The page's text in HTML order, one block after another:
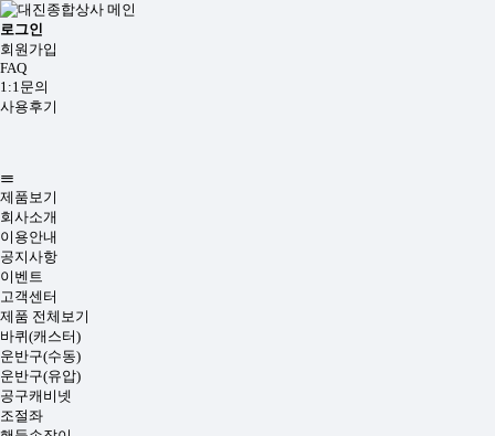
로그인
회원가입
FAQ
1:1문의
사용후기
제품보기
회사소개
이용안내
공지사항
이벤트
고객센터
제품 전체보기
바퀴(캐스터)
운반구(수동)
운반구(유압)
공구캐비넷
조절좌